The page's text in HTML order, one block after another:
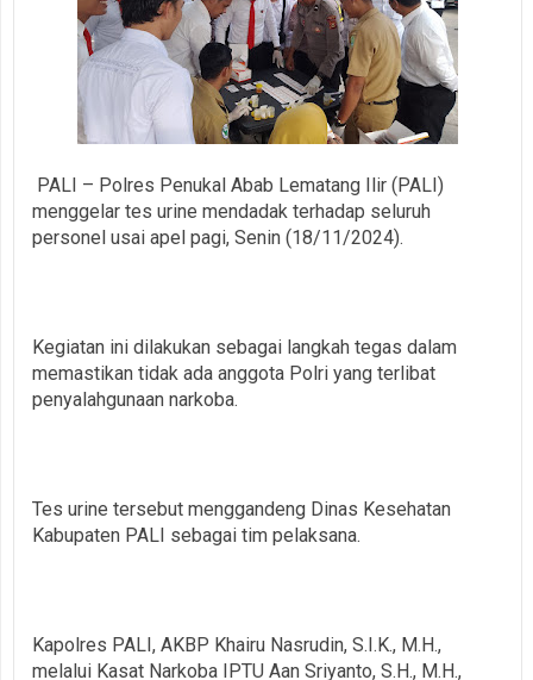
PALI – Polres Penukal Abab Lematang Ilir (PALI)
menggelar tes urine mendadak terhadap seluruh
personel usai apel pagi, Senin (18/11/2024).
Kegiatan ini dilakukan sebagai langkah tegas dalam
memastikan tidak ada anggota Polri yang terlibat
penyalahgunaan narkoba.
Tes urine tersebut menggandeng Dinas Kesehatan
Kabupaten PALI sebagai tim pelaksana.
Kapolres PALI, AKBP Khairu Nasrudin, S.I.K., M.H.,
melalui Kasat Narkoba IPTU Aan Sriyanto, S.H., M.H.,